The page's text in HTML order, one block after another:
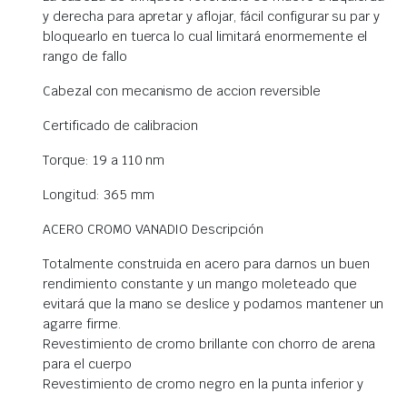
y derecha para apretar y aflojar, fácil configurar su par y
bloquearlo en tuerca lo cual limitará enormemente el
rango de fallo
Cabezal con mecanismo de accion reversible
Certificado de calibracion
Torque: 19 a 110 nm
Longitud: 365 mm
ACERO CROMO VANADIO Descripción
Totalmente construida en acero para darnos un buen
rendimiento constante y un mango moleteado que
evitará que la mano se deslice y podamos mantener un
agarre firme.
Revestimiento de cromo brillante con chorro de arena
para el cuerpo
Revestimiento de cromo negro en la punta inferior y